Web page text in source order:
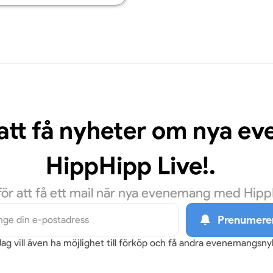
få nyheter om nya
HippHipp Live!.
att få ett mail när nya evenemang med
vill även ha möjlighet till förköp och få andra